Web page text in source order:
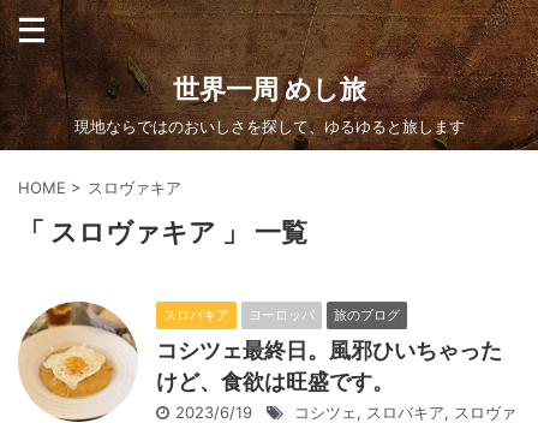
世界一周 めし旅
現地ならではのおいしさを探して、ゆるゆると旅します
HOME > スロヴァキア
「 スロヴァキア 」 一覧
スロバキア ヨーロッパ 旅のブログ
コシツェ最終日。風邪ひいちゃった
けど、食欲は旺盛です。
2023/6/19 コシツェ, スロバキア, スロヴァ